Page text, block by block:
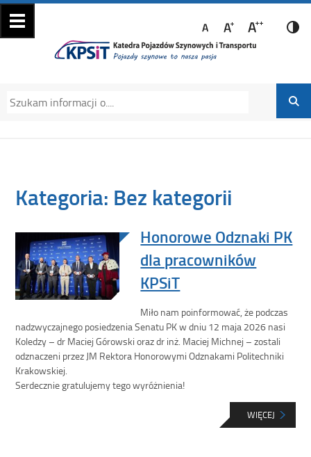
Katedra Pojazdów
Szynowych i
Transportu
Katedra Pojazdów Szynowych i Transportu
Politechniki Krakowskiej na Wydziale
Mechanicznym
Kategoria: Bez kategorii
Honorowe Odznaki PK
dla pracowników
KPSiT
Miło nam poinformować, że podczas
nadzwyczajnego posiedzenia Senatu PK w dniu 12 maja 2026 nasi
Koledzy – dr Maciej Górowski oraz dr inż. Maciej Michnej – zostali
odznaczeni przez JM Rektora Honorowymi Odznakami Politechniki
Krakowskiej.
Serdecznie gratulujemy tego wyróżnienia!
WIĘCEJ